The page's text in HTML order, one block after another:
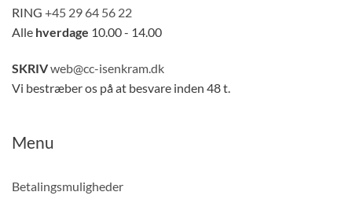
RING +45 29 64 56 22
Alle hverdage 10.00 - 14.00
SKRIVweb@cc-isenkram.dk
Vi bestræber os på at besvare inden 48 t.
Menu
Betalingsmuligheder